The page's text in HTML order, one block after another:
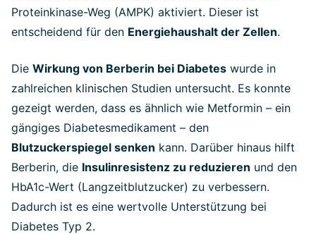
Proteinkinase-Weg (AMPK) aktiviert. Dieser ist
entscheidend für den Energiehaushalt der Zellen.
Die Wirkung von Berberin bei Diabetes wurde in
zahlreichen klinischen Studien untersucht. Es konnte
gezeigt werden, dass es ähnlich wie Metformin – ein
gängiges Diabetesmedikament – den
Blutzuckerspiegel senken kann. Darüber hinaus hilft
Berberin, die Insulinresistenz zu reduzieren und den
HbA1c-Wert (Langzeitblutzucker) zu verbessern.
Dadurch ist es eine wertvolle Unterstützung bei
Diabetes Typ 2.